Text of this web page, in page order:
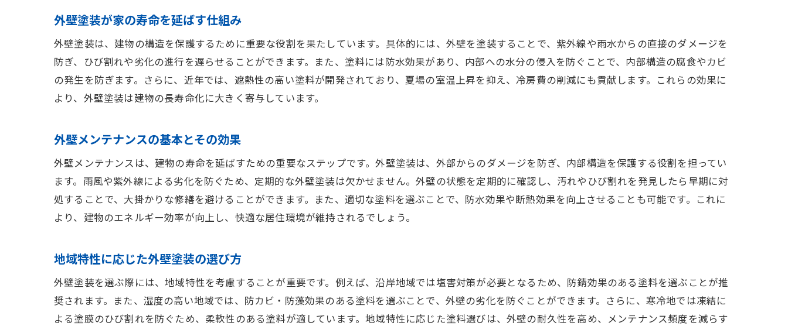
プロによる塗装の品質と信頼性
専門家が対応する外壁診断の意義
業者選びのポイントと注意点
外壁塗装のタイミングとサインを見逃さないために
外壁の劣化サインを見極める
塗り替え時期を判断するチェックリスト
塗装周期を決める要因とその理由
外壁塗装の適切なスケジュール管理
外壁塗装で実現する家の長寿命化と資産価値の維持
外壁塗装が家の寿命を延ばす仕組み
外壁塗装は、建物の構造を保護するために重要な役割を果たしています。具体的には、外壁を塗装することで、紫外線や雨水からの直接のダメージを
防ぎ、ひび割れや劣化の進行を遅らせることができます。また、塗料には防水効果があり、内部への水分の侵入を防ぐことで、内部構造の腐食やカビ
の発生を防ぎます。さらに、近年では、遮熱性の高い塗料が開発されており、夏場の室温上昇を抑え、冷房費の削減にも貢献します。これらの効果に
より、外壁塗装は建物の長寿命化に大きく寄与しています。
外壁メンテナンスの基本とその効果
外壁メンテナンスは、建物の寿命を延ばすための重要なステップです。外壁塗装は、外部からのダメージを防ぎ、内部構造を保護する役割を担ってい
ます。雨風や紫外線による劣化を防ぐため、定期的な外壁塗装は欠かせません。外壁の状態を定期的に確認し、汚れやひび割れを発見したら早期に対
処することで、大掛かりな修繕を避けることができます。また、適切な塗料を選ぶことで、防水効果や断熱効果を向上させることも可能です。これに
より、建物のエネルギー効率が向上し、快適な居住環境が維持されるでしょう。
地域特性に応じた外壁塗装の選び方
外壁塗装を選ぶ際には、地域特性を考慮することが重要です。例えば、沿岸地域では塩害対策が必要となるため、防錆効果のある塗料を選ぶことが推
奨されます。また、湿度の高い地域では、防カビ・防藻効果のある塗料を選ぶことで、外壁の劣化を防ぐことができます。さらに、寒冷地では凍結に
よる塗膜のひび割れを防ぐため、柔軟性のある塗料が適しています。地域特性に応じた塗料選びは、外壁の耐久性を高め、メンテナンス頻度を減らす